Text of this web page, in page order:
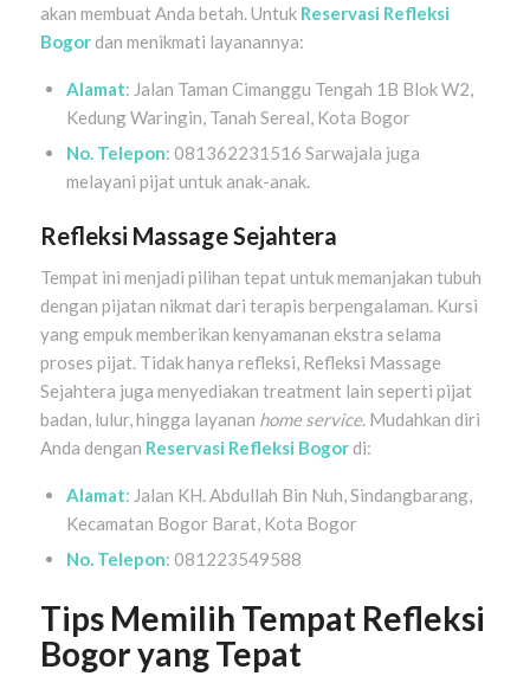
akan membuat Anda betah. Untuk Reservasi Refleksi
Bogordan menikmati layanannya:
Alamat: Jalan Taman Cimanggu Tengah 1B Blok W2,
Kedung Waringin, Tanah Sereal, Kota Bogor
No. Telepon: 081362231516 Sarwajala juga
melayani pijat untuk anak-anak.
Refleksi Massage Sejahtera
Tempat ini menjadi pilihan tepat untuk memanjakan tubuh
dengan pijatan nikmat dari terapis berpengalaman. Kursi
yang empuk memberikan kenyamanan ekstra selama
proses pijat. Tidak hanya refleksi, Refleksi Massage
Sejahtera juga menyediakan treatment lain seperti pijat
badan, lulur, hingga layanan home service. Mudahkan diri
Anda dengan Reservasi Refleksi Bogordi:
Alamat: Jalan KH. Abdullah Bin Nuh, Sindangbarang,
Kecamatan Bogor Barat, Kota Bogor
No. Telepon: 081223549588
Tips Memilih Tempat Refleksi
Bogor yang Tepat